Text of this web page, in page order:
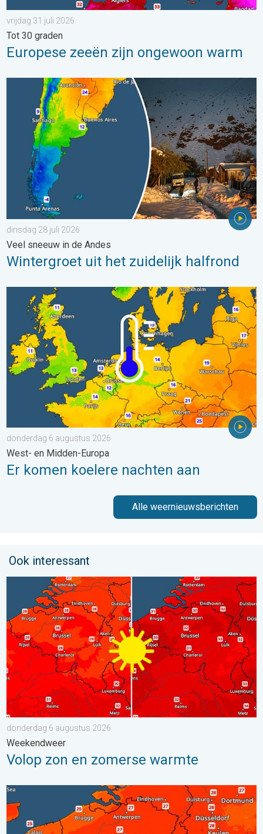
vrijdag 31 juli 2026
Tot 30 graden
Europese zeeën zijn ongewoon warm
Wintergroet uit het zuidelijk halfrond. Veel sneeuw in de
dinsdag 28 juli 2026
Veel sneeuw in de Andes
Wintergroet uit het zuidelijk halfrond
Er komen koelere nachten aan. West- en Midden-Europa. . .
donderdag 6 augustus 2026
West- en Midden-Europa
Er komen koelere nachten aan
Alle weernieuwsberichten
Ook interessant
Volop zon en zomerse warmte. Weekendweer. . . donderdag
donderdag 6 augustus 2026
Weekendweer
Volop zon en zomerse warmte
Zaterdag warmste dag van de week. Bijna overal zomers